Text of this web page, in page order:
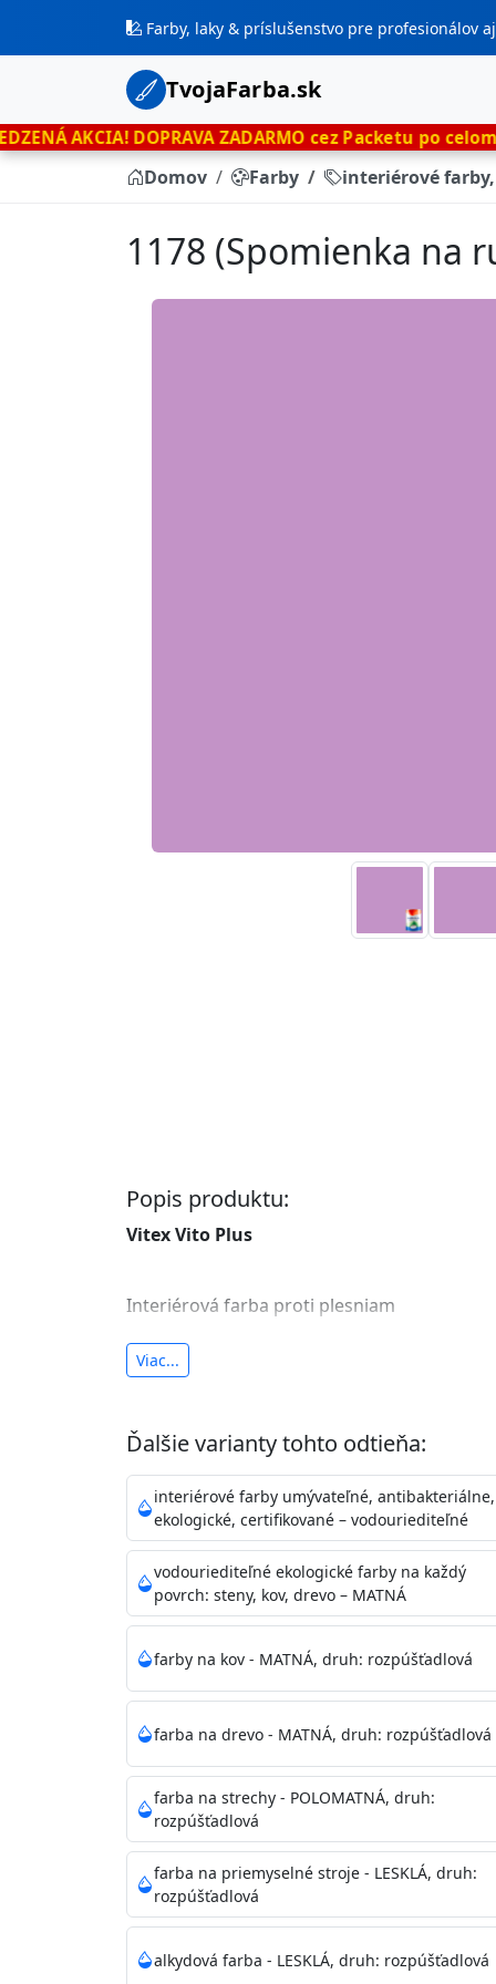
Farby, laky & príslušenstvo pre profesionálov
TvojaFarba.sk
DOPRAVA ZADARMO cez Packetu po celom Slovensku
Domov Farby interiérové
1178 (Spomienka na
Popis produktu:
Vitex Vito Plus
Interiérová farba proti plesniam
antibakteriálna a umývateľná
Je interiérová protiplesňová farba s iónmi
znižuje (o 99,9%) množstvo baktérií na
vysokými nárokmi na hygienickú
sály, potravinárske priestory, detské
vhodná aj do bežných priestorov.Je plne
zachovaní priedušnosti vodných pár z
vysokú výdatnosť a výborný rozliv. Je
Odtieň: Biela + je možné tónovať podľa RAL,
Informácie k aplikácií
Pred použitím farbu narieďte do 10%
vrstvu štetcom, valčekom alebo
4hod/23°C je možné aplikovať ďalšiu
teplotou sa doba schnutia predlžuje.
Neaplikujte pri teplote pod 5°C a nad
Viac...
Ďalšie varianty tohto odtieňa:
interiérové farby umývateľné, antibakteriálne,
ekologické, certifikované – vodouriediteľné
vodouriediteľné ekologické farby na každý
povrch: steny, kov, drevo – MATNÁ
farby na kov - MATNÁ, druh: rozpúšťadlová
farba na drevo - MATNÁ, druh: rozpúšťadlová
farba na strechy - POLOMATNÁ, druh:
rozpúšťadlová
farba na priemyselné stroje - LESKLÁ, druh:
rozpúšťadlová
alkydová farba - LESKLÁ, druh: rozpúšťadlová